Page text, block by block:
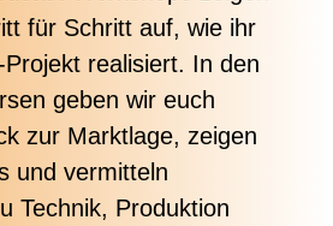
für Schritt auf, wie ihr
realisiert. In den
geben wir euch
zur Marktlage, zeigen
und vermitteln
Technik, Produktion